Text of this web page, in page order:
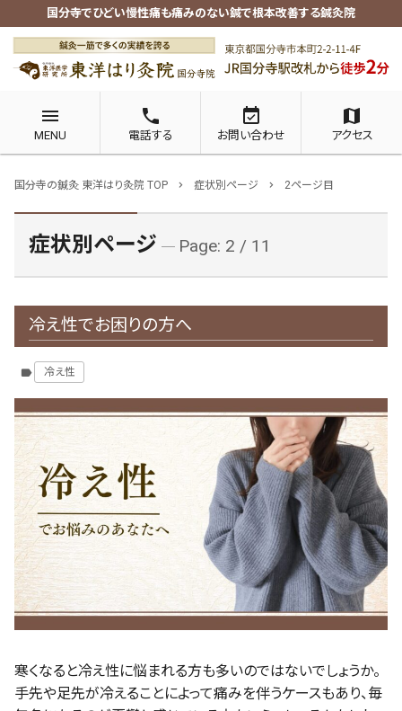
国分寺でひどい慢性痛も痛みのない鍼で根本改善する鍼灸院
menu
MENU
phone
電話する
event_available
お問い合わせ
map
アクセス
国分寺の鍼灸 東洋はり灸院 TOP chevron_right 症状別ページ chevron_right 2ページ目
症状別ページ Page: 2 / 11
冷え性でお困りの方へ
label 冷え性
寒くなると冷え性に悩まれる方も多いのではないでしょうか。
手先や足先が冷えることによって痛みを伴うケースもあり、毎